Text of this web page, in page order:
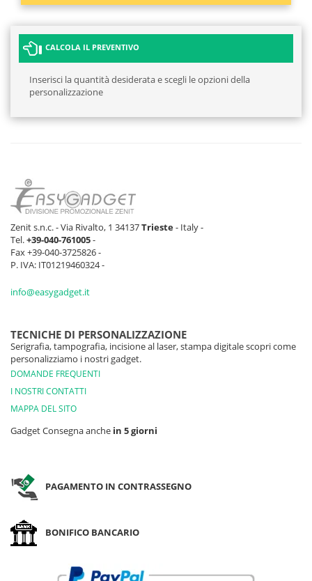
CALCOLA IL PREVENTIVO
Inserisci la quantità desiderata e scegli le opzioni della
personalizzazione
Zenit s.n.c. - Via Rivalto, 1 34137Trieste- Italy -
Tel.+39-040-761005-
Fax +39-040-3725826 -
P. IVA: IT01219460324 -
info@easygadget.it
TECNICHE DI PERSONALIZZAZIONE
Serigrafia, tampografia, incisione al laser, stampa digitale scopri come
personalizziamo i nostri gadget.
DOMANDE FREQUENTI
I NOSTRI CONTATTI
MAPPA DEL SITO
Gadget Consegna anche in 5 giorni
PAGAMENTO IN CONTRASSEGNO
BONIFICO BANCARIO